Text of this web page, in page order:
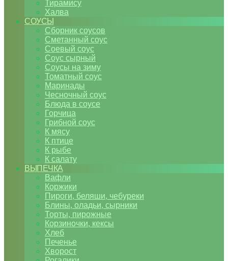
Тирамису
Халва
СОУСЫ
Сборник соусов
Сметанный соус
Соевый соус
Соус сырный
Соусы на зиму
Томатный соус
Маринады
Чесночный соус
Блюда в соусе
Горчица
Грибной соус
К мясу
К птице
К рыбе
К салату
ВЫПЕЧКА
Вафли
Коржики
Пироги, беляши, чебуреки
Блины, оладьи, сырники
Торты, пирожные
Корзиночки, кексы
Хлеб
Печенье
Хворост